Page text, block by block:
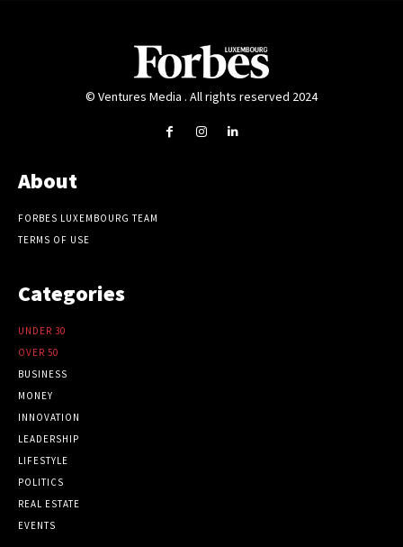
© Ventures Media . All rights reserved 2024
About
FORBES LUXEMBOURG TEAM
TERMS OF USE
Categories
UNDER 30
OVER 50
BUSINESS
MONEY
INNOVATION
LEADERSHIP
LIFESTYLE
POLITICS
REAL ESTATE
EVENTS